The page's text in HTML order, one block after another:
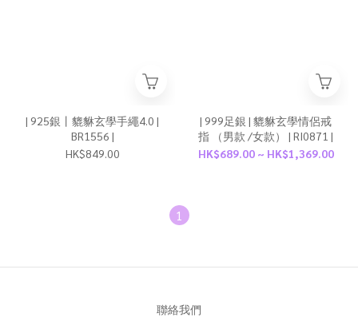
| 925銀丨貔貅玄學手繩4.0 |
BR1556 |
HK$849.00
| 999足銀 | 貔貅玄學情侶戒
指 （男款 /女款） | RI0871 |
HK$689.00 ~ HK$1,369.00
1
聯絡我們